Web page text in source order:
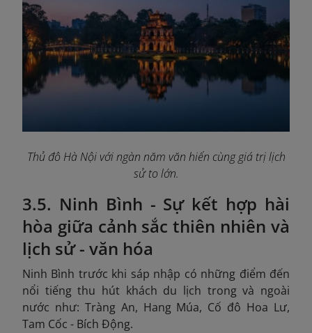
Thủ đô Hà Nội với ngàn năm văn hiến cùng giá trị lịch
sử to lớn.
3.5. Ninh Bình - Sự kết hợp hài
hòa giữa cảnh sắc thiên nhiên và
lịch sử - văn hóa
Ninh Bình trước khi sáp nhập có những điểm đến
nổi tiếng thu hút khách du lịch trong và ngoài
nước như: Tràng An, Hang Múa, Cố đô Hoa Lư,
Tam Cốc - Bích Động.